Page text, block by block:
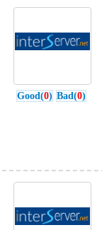
Good(0) Bad(0)